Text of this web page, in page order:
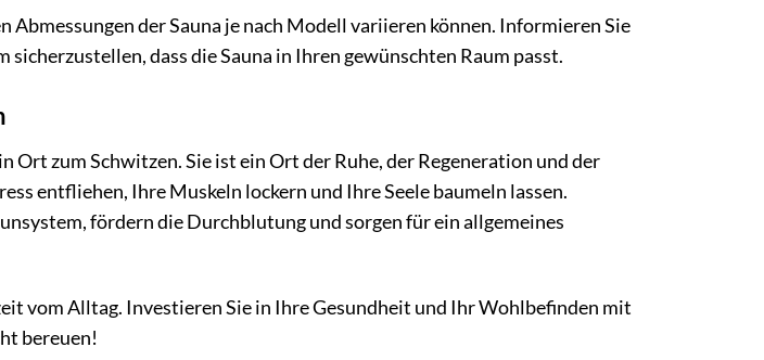
Abmessungen der Sauna je nach Modell variieren können. Informieren Sie
sicherzustellen, dass die Sauna in Ihren gewünschten Raum passt.
Ort zum Schwitzen. Sie ist ein Ort der Ruhe, der Regeneration und der
entfliehen, Ihre Muskeln lockern und Ihre Seele baumeln lassen.
fördern die Durchblutung und sorgen für ein allgemeines
vom Alltag. Investieren Sie in Ihre Gesundheit und Ihr Wohlbefinden mit
bereuen!